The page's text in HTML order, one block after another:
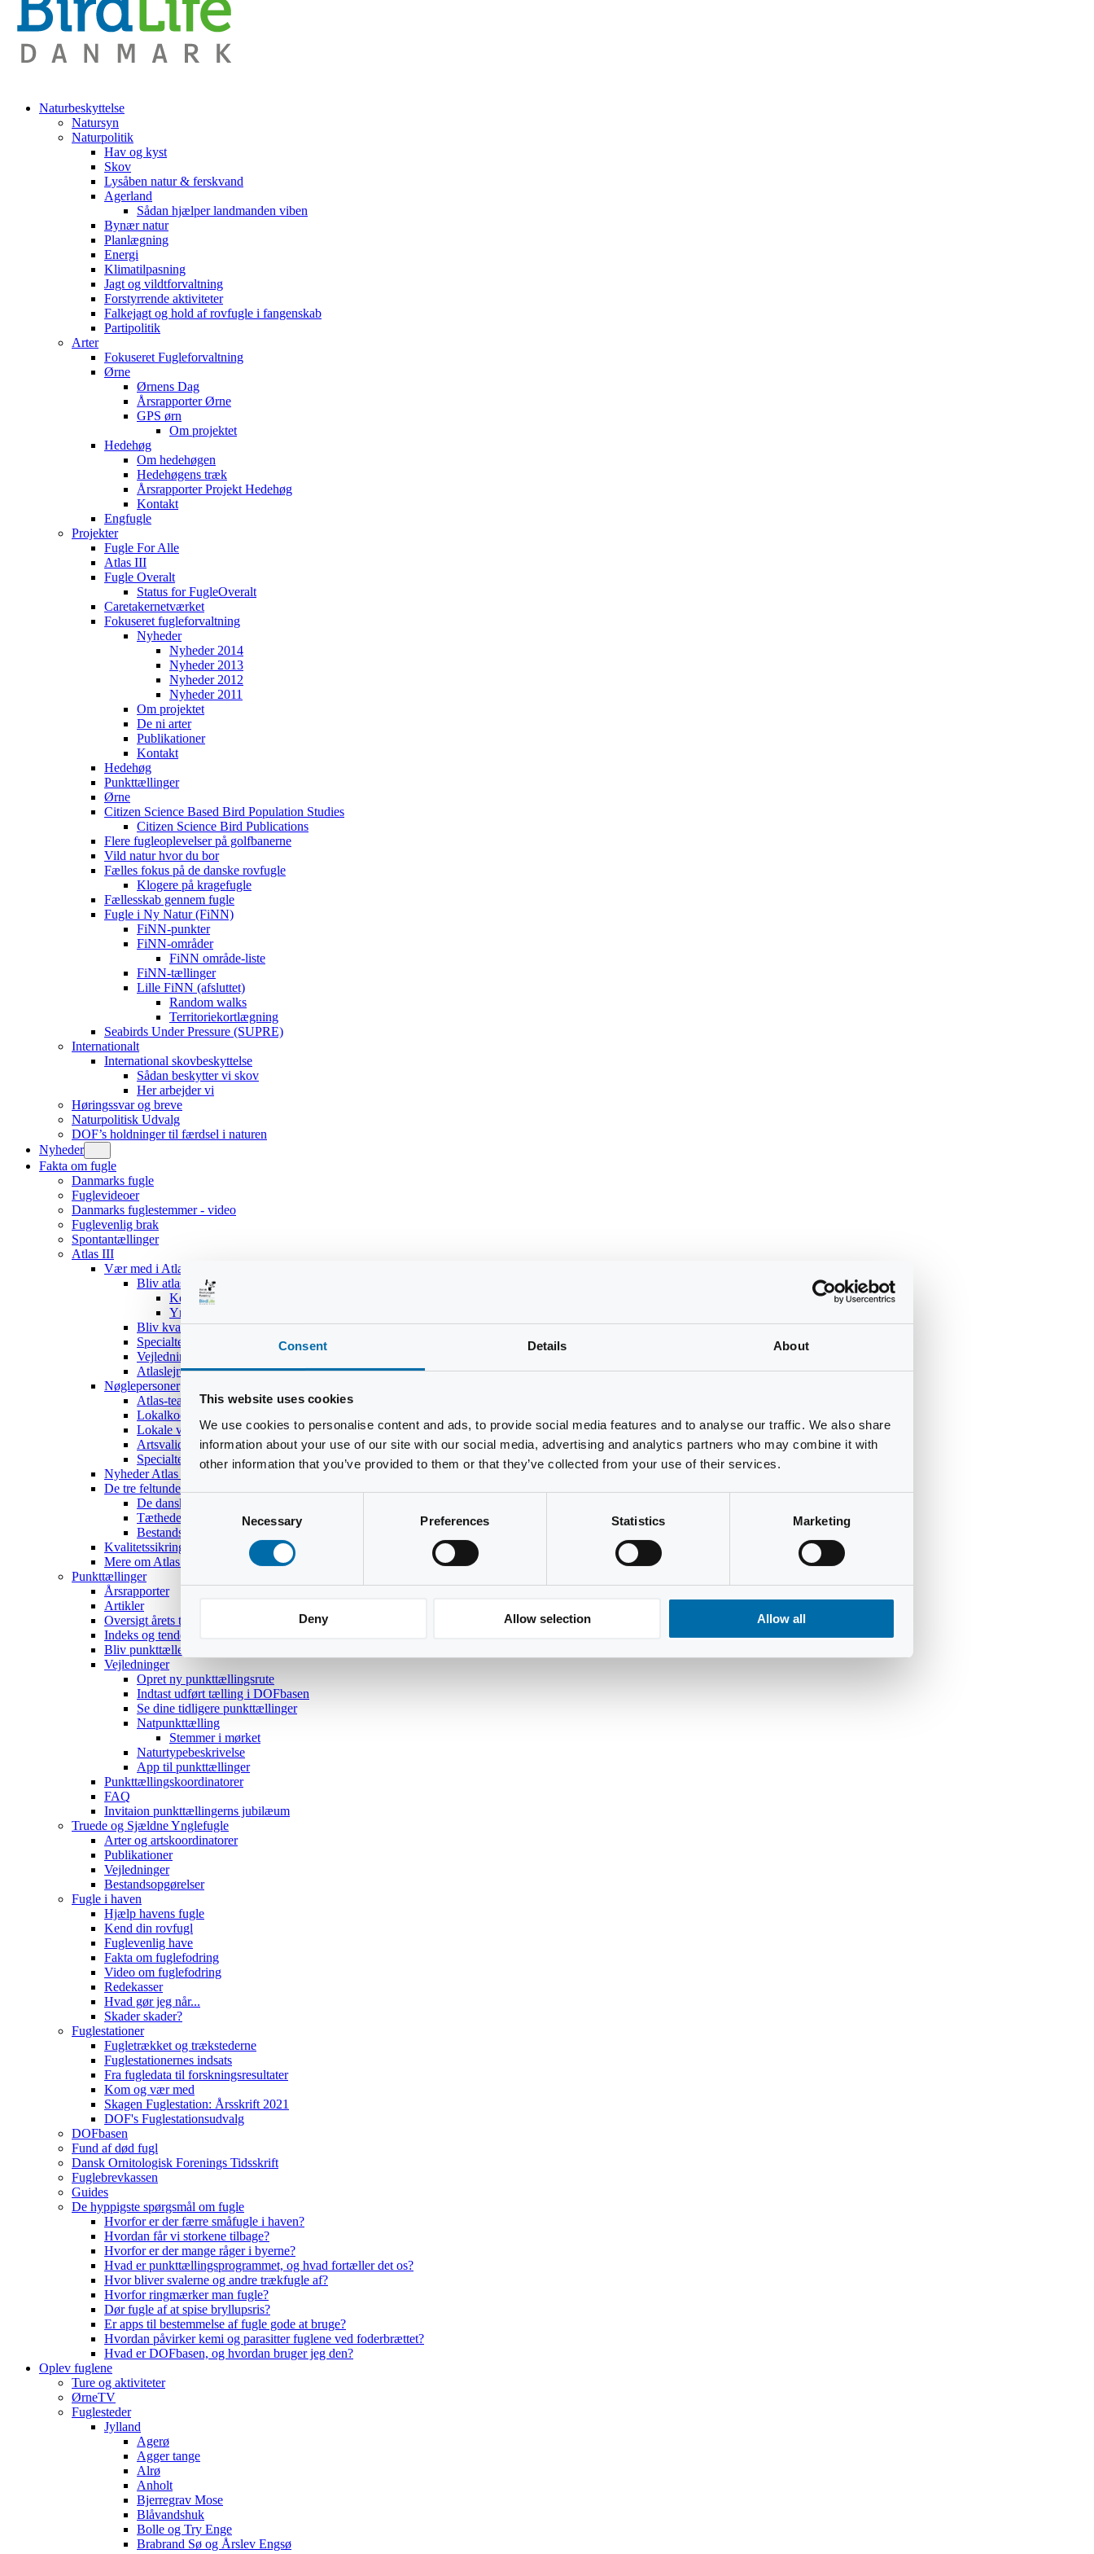
Consent Details About
This website uses cookies
We use cookies to personalise content and ads, to provide social media features and to analyse our traffic. We also share
information about your use of our site with our social media, advertising and analytics partners who may combine it with
other information that you’ve provided to them or that they’ve collected from your use of their services.
Consent
Selection
Necessary Preferences Statistics Marketing
Deny Allow selection Allow all
Naturbeskyttelse
Natursyn
Naturpolitik
Hav og kyst
Skov
Lysåben natur & ferskvand
Agerland
Sådan hjælper landmanden viben
Bynær natur
Planlægning
Energi
Klimatilpasning
Jagt og vildtforvaltning
Forstyrrende aktiviteter
Falkejagt og hold af rovfugle i fangenskab
Partipolitik
Arter
Fokuseret Fugleforvaltning
Ørne
Ørnens Dag
Årsrapporter Ørne
GPS ørn
Om projektet
Hedehøg
Om hedehøgen
Hedehøgens træk
Årsrapporter Projekt Hedehøg
Kontakt
Engfugle
Projekter
Fugle For Alle
Atlas III
Fugle Overalt
Status for FugleOveralt
Caretakernetværket
Fokuseret fugleforvaltning
Nyheder
Nyheder 2014
Nyheder 2013
Nyheder 2012
Nyheder 2011
Om projektet
De ni arter
Publikationer
Kontakt
Hedehøg
Punkttællinger
Ørne
Citizen Science Based Bird Population Studies
Citizen Science Bird Publications
Flere fugleoplevelser på golfbanerne
Vild natur hvor du bor
Fælles fokus på de danske rovfugle
Klogere på kragefugle
Fællesskab gennem fugle
Fugle i Ny Natur (FiNN)
FiNN-punkter
FiNN-områder
FiNN område-liste
FiNN-tællinger
Lille FiNN (afsluttet)
Random walks
Territoriekortlægning
Seabirds Under Pressure (SUPRE)
Internationalt
International skovbeskyttelse
Sådan beskytter vi skov
Her arbejder vi
Høringssvar og breve
Naturpolitisk Udvalg
DOF’s holdninger til færdsel i naturen
Nyheder
Fakta om fugle
Danmarks fugle
Fuglevideoer
Danmarks fuglestemmer - video
Fuglevenlig brak
Spontantællinger
Atlas III
Vær med i Atlas III
Bliv atlasdeltager
Kom hurtigt i gang
Yngleadfærdstyper
Bliv kvadratansvarlig
Specialteams
Vejledninger
Atlaslejre 2017
Nøglepersoner
Atlas-teamet
Lokalkoordinatorer
Lokale validatorer
Artsvalidatorer
Specialteams
Nyheder Atlas III
De tre feltundersøgelser
De danske ynglefugles udbredelse
Tætheder og bestandsestimater
Bestandsoptællinger af 18 udvalgte arter
Kvalitetssikring
Mere om Atlas III
Punkttællinger
Årsrapporter
Artikler
Oversigt årets temaer
Indeks og tendenser
Bliv punkttæller
Vejledninger
Opret ny punkttællingsrute
Indtast udført tælling i DOFbasen
Se dine tidligere punkttællinger
Natpunkttælling
Stemmer i mørket
Naturtypebeskrivelse
App til punkttællinger
Punkttællingskoordinatorer
FAQ
Invitaion punkttællingerns jubilæum
Truede og Sjældne Ynglefugle
Arter og artskoordinatorer
Publikationer
Vejledninger
Bestandsopgørelser
Fugle i haven
Hjælp havens fugle
Kend din rovfugl
Fuglevenlig have
Fakta om fuglefodring
Video om fuglefodring
Redekasser
Hvad gør jeg når...
Skader skader?
Fuglestationer
Fugletrækket og trækstederne
Fuglestationernes indsats
Fra fugledata til forskningsresultater
Kom og vær med
Skagen Fuglestation: Årsskrift 2021
DOF's Fuglestationsudvalg
DOFbasen
Fund af død fugl
Dansk Ornitologisk Forenings Tidsskrift
Fuglebrevkassen
Guides
De hyppigste spørgsmål om fugle
Hvorfor er der færre småfugle i haven?
Hvordan får vi storkene tilbage?
Hvorfor er der mange råger i byerne?
Hvad er punkttællingsprogrammet, og hvad fortæller det os?
Hvor bliver svalerne og andre trækfugle af?
Hvorfor ringmærker man fugle?
Dør fugle af at spise bryllupsris?
Er apps til bestemmelse af fugle gode at bruge?
Hvordan påvirker kemi og parasitter fuglene ved foderbrættet?
Hvad er DOFbasen, og hvordan bruger jeg den?
Oplev fuglene
Ture og aktiviteter
ØrneTV
Fuglesteder
Jylland
Agerø
Agger tange
Alrø
Anholt
Bjerregrav Mose
Blåvandshuk
Bolle og Try Enge
Brabrand Sø og Årslev Engsø